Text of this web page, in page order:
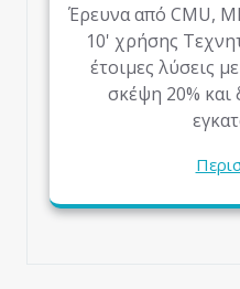
Έρευνα από CMU,
10' χρήσης
έτοιμες λύσεις
σκέψη 20% και